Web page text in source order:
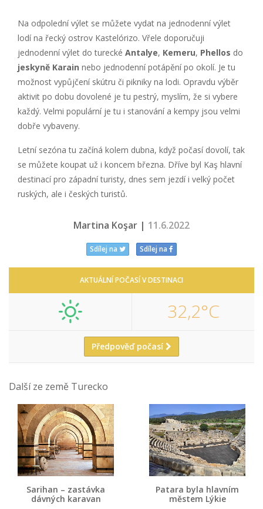
Na odpolední výlet se můžete vydat na jednodenní výlet
lodí na řecký ostrov Kastelórizo. Vřele doporučuji
jednodenní výlet do turecké Antalye, Kemeru, Phellos do
jeskyně Karain nebo jednodenní potápění po okolí. Je tu
možnost vypůjčení skútru či pikniky na lodi. Opravdu výběr
aktivit po dobu dovolené je tu pestrý, myslím, že si vybere
každý. Velmi populární je tu i stanování a kempy jsou velmi
dobře vybaveny.
Letní sezóna tu začíná kolem dubna, když počasí dovolí, tak
se můžete koupat už i koncem března. Dříve byl Kaş hlavní
destinací pro západní turisty, dnes sem jezdí i velký počet
ruských, ale i českých turistů.
Martina Koşar | 11.6.2022
Sdílej na Sdílej na
AKTUÁLNÍ POČASÍ V DESTINACI
32,2°C
Předpověď počasí
Další ze země Turecko
Sarihan – zastávka
dávných karavan
Patara byla hlavním
městem Lýkie